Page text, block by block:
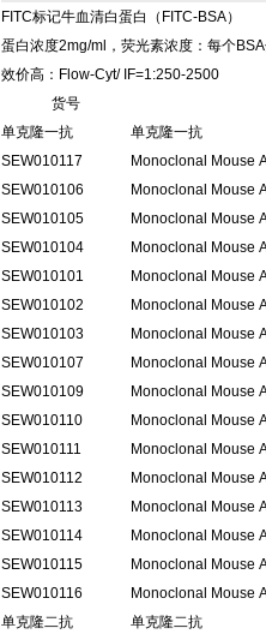
FITC标记牛血清白蛋白（FITC-BSA）
蛋白浓度2mg/ml，荧光素浓度：每个
效价高：Flow-Cyt/ IF=1:250-2500
货号
单克隆一抗
单克隆一抗
SEW010117
Monoclonal Mouse
SEW010106
Monoclonal Mouse
SEW010105
Monoclonal Mouse
SEW010104
Monoclonal Mouse
SEW010101
Monoclonal Mouse
SEW010102
Monoclonal Mouse
SEW010103
Monoclonal Mouse
SEW010107
Monoclonal Mouse
SEW010109
Monoclonal Mouse
SEW010110
Monoclonal Mouse
SEW010111
Monoclonal Mouse
SEW010112
Monoclonal Mouse
SEW010113
Monoclonal Mouse
SEW010114
Monoclonal Mouse
SEW010115
Monoclonal Mouse
SEW010116
Monoclonal Mouse
单克隆二抗
单克隆二抗